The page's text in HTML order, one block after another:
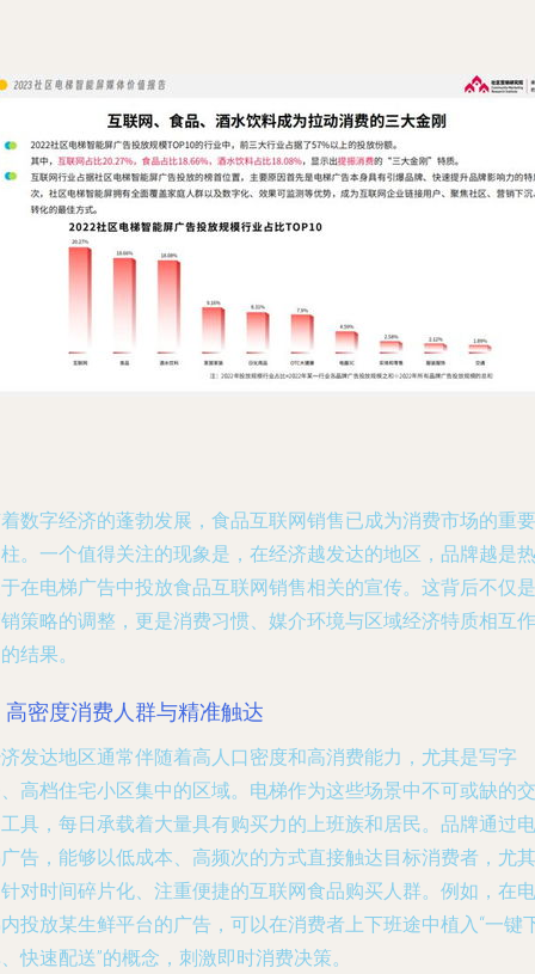
数字经济的蓬勃发展，食品互联网销售已成为消费市场的重要
。一个值得关注的现象是，在经济越发达的地区，品牌越是热
在电梯广告中投放食品互联网销售相关的宣传。这背后不仅是
策略的调整，更是消费习惯、媒介环境与区域经济特质相互作
结果。
高密度消费人群与精准触达
发达地区通常伴随着高人口密度和高消费能力，尤其是写字
高档住宅小区集中的区域。电梯作为这些场景中不可或缺的交
具，每日承载着大量具有购买力的上班族和居民。品牌通过电
告，能够以低成本、高频次的方式直接触达目标消费者，尤其
对时间碎片化、注重便捷的互联网食品购买人群。例如，在电
投放某生鲜平台的广告，可以在消费者上下班途中植入“一键
快速配送”的概念，刺激即时消费决策。